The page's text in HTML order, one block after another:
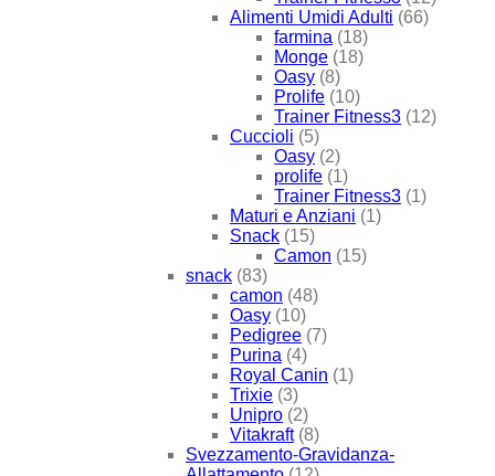
Alimenti Umidi Adulti (66)
farmina (18)
Monge (18)
Oasy (8)
Prolife (10)
Trainer Fitness3 (12)
Cuccioli (5)
Oasy (2)
prolife (1)
Trainer Fitness3 (1)
Maturi e Anziani (1)
Snack (15)
Camon (15)
snack (83)
camon (48)
Oasy (10)
Pedigree (7)
Purina (4)
Royal Canin (1)
Trixie (3)
Unipro (2)
Vitakraft (8)
Svezzamento-Gravidanza-